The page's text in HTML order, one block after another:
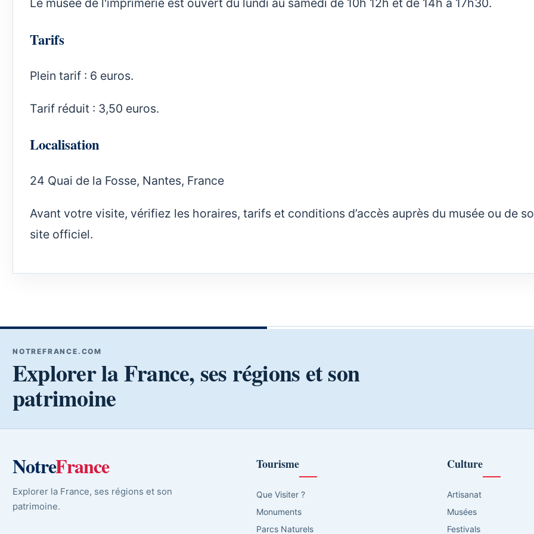
Le musée de l'imprimerie est ouvert du lundi au samedi de 10h 12h et de 14h à 17h30.
Tarifs
Plein tarif : 6 euros.
Tarif réduit : 3,50 euros.
Localisation
24 Quai de la Fosse, Nantes, France
Avant votre visite, vérifiez les horaires, tarifs et conditions d’accès auprès du musée ou de
site officiel.
NOTREFRANCE.COM
Explorer la France, ses régions et son
patrimoine
NotreFrance
Explorer la France, ses régions et son
patrimoine.
Tourisme
Que Visiter ?
Monuments
Parcs Naturels
Culture
Artisanat
Musées
Festivals